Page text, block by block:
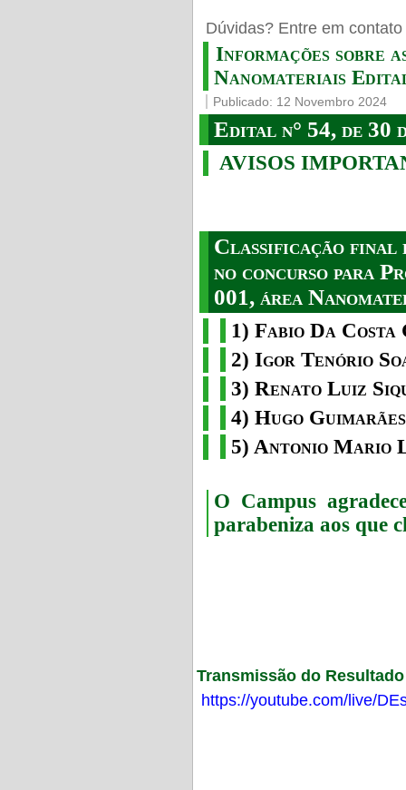
Dúvidas? Entre em
Informações sobre
Nanomateriais
Publicado: 12 Novembro 2024
Edital n° 54, de 30
AVISOS
Classificação final
no concurso para
001, área
1) Fabio Da
2) Igor Tenório
3) Renato Luiz
4) Hugo
5) Antonio Mario
O Campus
parabeniza aos que
Transmissão do
https://youtube.com/live/